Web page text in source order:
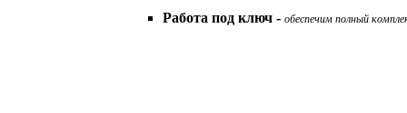
Работа под ключ - обеспечим полный